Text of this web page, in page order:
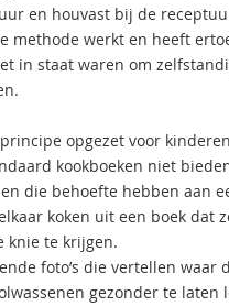
en houvast bij de
methode werkt en heeft
in staat waren om
opgezet voor
kookboeken niet
die behoefte hebben aan
koken uit een boek dat
knie te krijgen.
foto’s die vertellen waar
gezonder te laten